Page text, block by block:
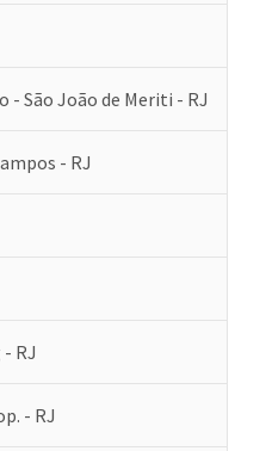
- São João de Meriti - RJ
- RJ
RJ
- RJ